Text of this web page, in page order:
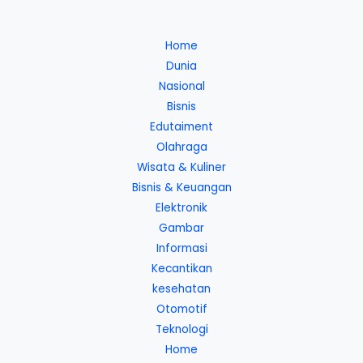
Home
Dunia
Nasional
Bisnis
Edutaiment
Olahraga
Wisata & Kuliner
Bisnis & Keuangan
Elektronik
Gambar
Informasi
Kecantikan
kesehatan
Otomotif
Teknologi
Home